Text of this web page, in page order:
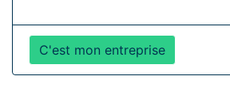
C'est mon entreprise